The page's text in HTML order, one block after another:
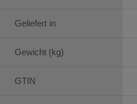
Geliefert in
Gewicht (kg)
GTIN